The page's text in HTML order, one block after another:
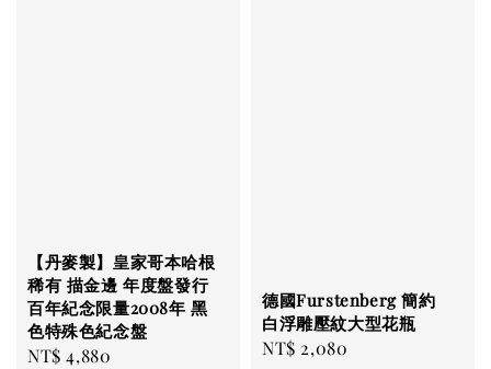
【丹麥製】皇家哥本哈根
稀有 描金邊 年度盤發行
百年紀念限量2008年 黑
色特殊色紀念盤
Regular
NT$ 4,880
德國Furstenberg 簡約
白浮雕壓紋大型花瓶
Regular
NT$ 2,080